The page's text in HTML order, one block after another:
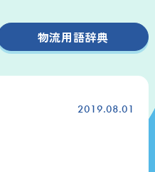
物流用語辞典
2019.08.01